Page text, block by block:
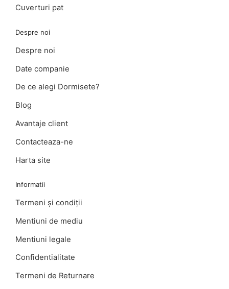
Cuverturi pat
Despre noi
Despre noi
Date companie
De ce alegi Dormisete?
Blog
Avantaje client
Contacteaza-ne
Harta site
Informatii
Termeni şi condiţii
Mentiuni de mediu
Mentiuni legale
Confidentialitate
Termeni de Returnare